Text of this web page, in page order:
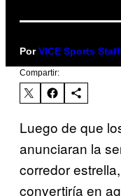
PorVICE Sports Staff
Compartir:
Luego de que
anunciaran la
corredor
convertiría en